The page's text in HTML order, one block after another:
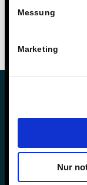
Messung
Marketing
Nur
Schulleitung &